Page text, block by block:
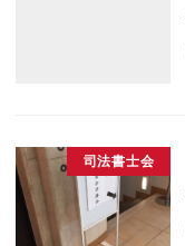
司法書士会